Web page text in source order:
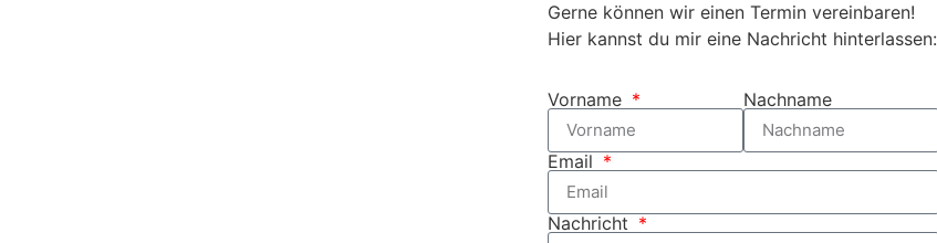
Gerne können wir einen Termin vereinbaren!
Hier kannst du mir eine Nachricht hinterlassen:
Vorname Nachname
Email
Nachricht